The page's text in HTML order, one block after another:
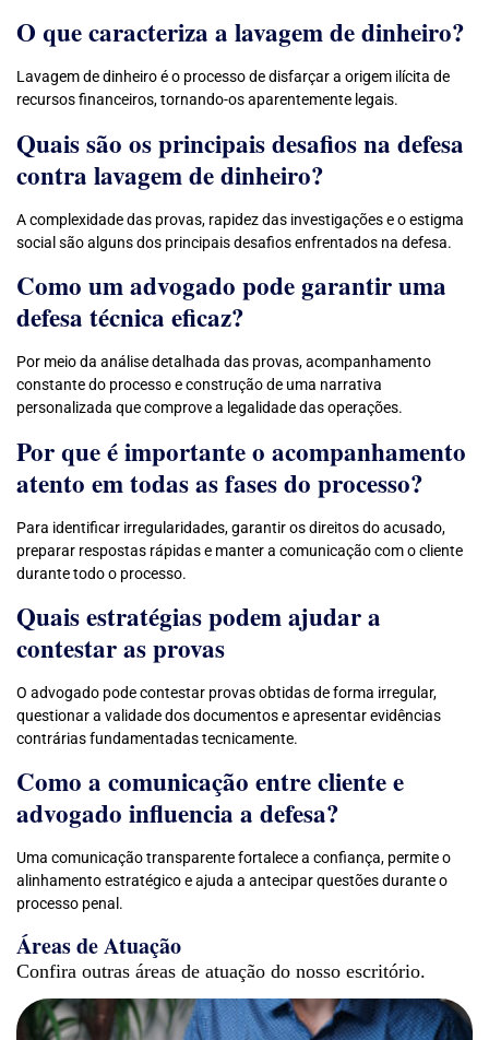
O que caracteriza a lavagem de dinheiro?
Lavagem de dinheiro é o processo de disfarçar a origem ilícita de
recursos financeiros, tornando-os aparentemente legais.
Quais são os principais desafios na defesa
contra lavagem de dinheiro?
A complexidade das provas, rapidez das investigações e o estigma
social são alguns dos principais desafios enfrentados na defesa.
Como um advogado pode garantir uma
defesa técnica eficaz?
Por meio da análise detalhada das provas, acompanhamento
constante do processo e construção de uma narrativa
personalizada que comprove a legalidade das operações.
Por que é importante o acompanhamento
atento em todas as fases do processo?
Para identificar irregularidades, garantir os direitos do acusado,
preparar respostas rápidas e manter a comunicação com o cliente
durante todo o processo.
Quais estratégias podem ajudar a
contestar as provas
O advogado pode contestar provas obtidas de forma irregular,
questionar a validade dos documentos e apresentar evidências
contrárias fundamentadas tecnicamente.
Como a comunicação entre cliente e
advogado influencia a defesa?
Uma comunicação transparente fortalece a confiança, permite o
alinhamento estratégico e ajuda a antecipar questões durante o
processo penal.
Áreas de Atuação
Confira outras áreas de atuação do nosso escritório.